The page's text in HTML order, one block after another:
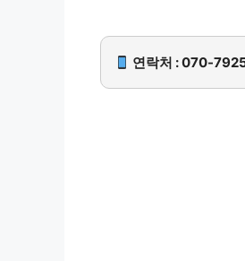
연락처 : 070-